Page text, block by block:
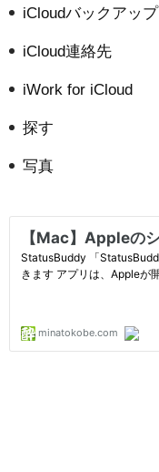
iCloudバックアップ
iCloud連絡先
iWork for iCloud
探す
写真